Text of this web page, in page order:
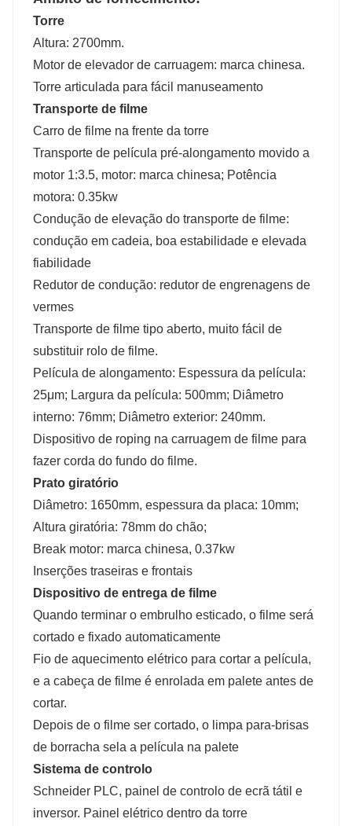
Torre
Altura: 2700mm.
Motor de elevador de carruagem: marca chinesa.
Torre articulada para fácil manuseamento
Transporte de filme
Carro de filme na frente da torre
Transporte de película pré-alongamento movido a
motor 1:3.5, motor: marca chinesa; Potência
motora: 0.35kw
Condução de elevação do transporte de filme:
condução em cadeia, boa estabilidade e elevada
fiabilidade
Redutor de condução: redutor de engrenagens de
vermes
Transporte de filme tipo aberto, muito fácil de
substituir rolo de filme.
Película de alongamento: Espessura da película:
25μm; Largura da película: 500mm; Diâmetro
interno: 76mm; Diâmetro exterior: 240mm.
Dispositivo de roping na carruagem de filme para
fazer corda do fundo do filme.
Prato giratório
Diâmetro: 1650mm, espessura da placa: 10mm;
Altura giratória: 78mm do chão;
Break motor: marca chinesa, 0.37kw
Inserções traseiras e frontais
Dispositivo de entrega de filme
Quando terminar o embrulho esticado, o filme será
cortado e fixado automaticamente
Fio de aquecimento elétrico para cortar a película,
e a cabeça de filme é enrolada em palete antes de
cortar.
Depois de o filme ser cortado, o limpa para-brisas
de borracha sela a película na palete
Sistema de controlo
Schneider PLC, painel de controlo de ecrã tátil e
inversor. Painel elétrico dentro da torre